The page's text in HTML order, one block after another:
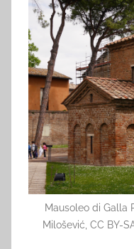
Mausoleo di Galla
Milošević, CC BY-